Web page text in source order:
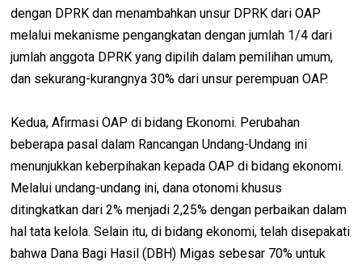
dengan DPRK dan menambahkan unsur DPRK dari OAP
melalui mekanisme pengangkatan dengan jumlah 1/4 dari
jumlah anggota DPRK yang dipilih dalam pemilihan umum,
dan sekurang-kurangnya 30% dari unsur perempuan OAP.
Kedua, Afirmasi OAP di bidang Ekonomi. Perubahan
beberapa pasal dalam Rancangan Undang-Undang ini
menunjukkan keberpihakan kepada OAP di bidang ekonomi.
Melalui undang-undang ini, dana otonomi khusus
ditingkatkan dari 2% menjadi 2,25% dengan perbaikan dalam
hal tata kelola. Selain itu, di bidang ekonomi, telah disepakati
bahwa Dana Bagi Hasil (DBH) Migas sebesar 70% untuk